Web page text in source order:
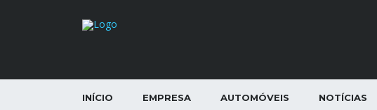
INÍCIO EMPRESA AUTOMÓVEIS NOTÍCIAS